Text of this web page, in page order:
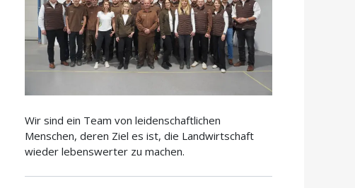
Wir sind ein Team von leidenschaftlichen
Menschen, deren Ziel es ist, die Landwirtschaft
wieder lebenswerter zu machen.